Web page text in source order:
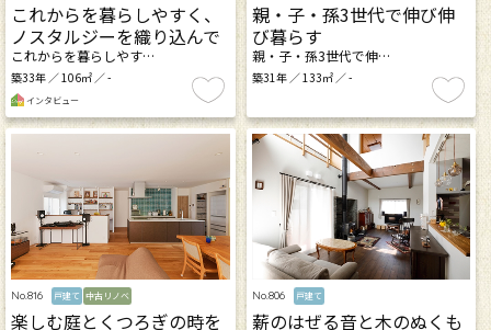
これからを暮らしやすく、
ノスタルジーを織り込んで
これからを暮らしやす…
築33年 ／ 106㎡ ／ -
インタビュー
親・子・孫3世代で伸び伸
び暮らす
親・子・孫3世代で伸…
築31年 ／ 133㎡ ／ -
No.816 戸建て 中古リノベ
楽しむ庭とくつろぎの時を
No.806 戸建て
薪のはぜる音と木のぬくも